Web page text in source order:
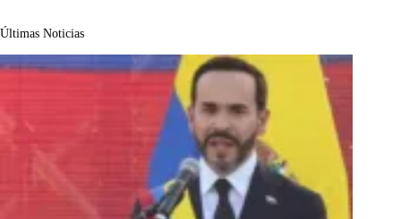
Últimas Noticias